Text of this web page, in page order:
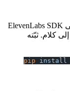
للبدء، ثبّت SDKs والمكتبات اللازمة. ستحتاج إلى ElevenLabs SDK
كلام. ثبّته
pip install